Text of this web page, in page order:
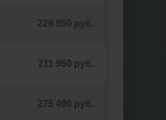
229 950 руб.
211 950 руб.
275 490 руб.